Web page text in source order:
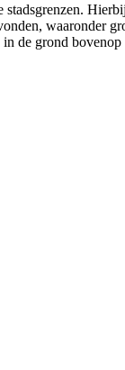
waaronder
de grond